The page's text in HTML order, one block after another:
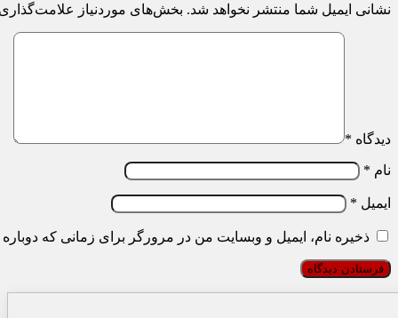
نشانی ایمیل شما منتشر نخواهد شد. بخش‌های موردنیاز
دیدگاه *
نام *
ایمیل *
ذخیره نام، ایمیل و وبسایت من در مرورگر برای زمانی که